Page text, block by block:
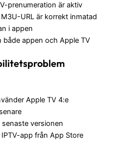
prenumeration är aktiv
URL är korrekt inmatad
i appen
både appen och Apple TV
Apple TV 4:e
versionen
app från App Store